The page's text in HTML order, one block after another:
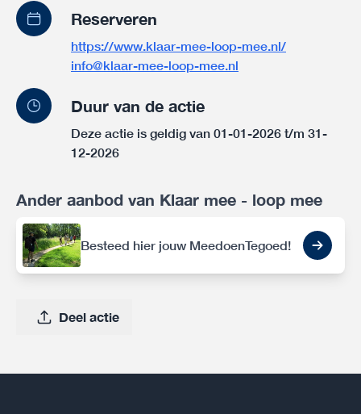
Reserveren
https://www.klaar-mee-loop-mee.nl/
info@klaar-mee-loop-mee.nl
Duur van de actie
Deze actie is geldig van 01-01-2026 t/m 31-
12-2026
Ander aanbod van Klaar mee - loop mee
Besteed hier jouw MeedoenTegoed!
Deel actie